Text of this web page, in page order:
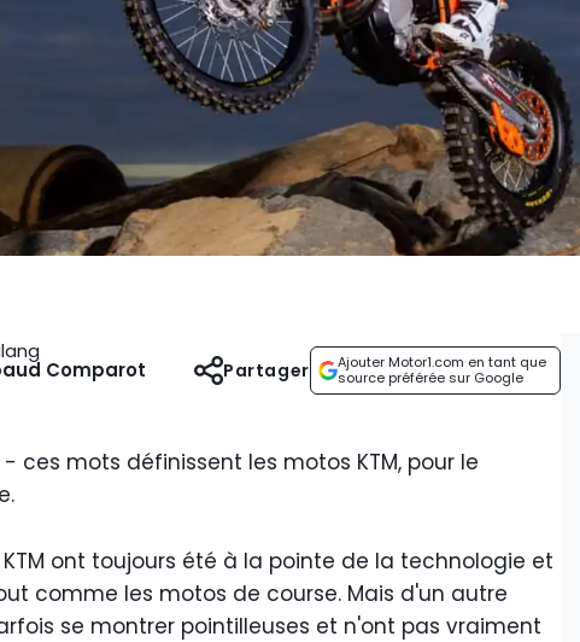
Comparot
Ajouter Motor1.com en tant que
source préférée sur Google
Partager
ces mots définissent les motos KTM, pour le
ont toujours été à la pointe de la technologie et
comme les motos de course. Mais d'un autre
se montrer pointilleuses et n'ont pas vraiment